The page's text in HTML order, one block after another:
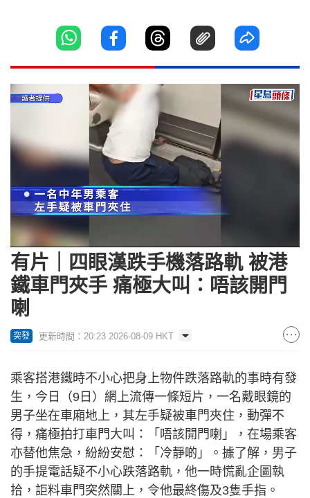
Unmute
100.00%
有片｜四眼漢跌手機落路軌 被港
鐵車門夾手 痛極大叫：唔該開門
喇
突發 更新時間：20:23 2026-08-09 HKT
乘客搭港鐵時不小心把身上物件跌落路軌的事時有發
生，今日（9日）網上流傳一條短片，一名戴眼鏡的
男子坐在車廂地上，其左手疑被車門夾住，動彈不
得，痛極拍打車門大叫：「唔該開門喇」，在場乘客
亦替他焦急，紛紛安慰：「冷靜啲」。據了解，男子
的手提電話疑不小心跌落路軌，他一時慌亂企圖執
拾，詎料車門突然關上，令他最終傷及3隻手指。